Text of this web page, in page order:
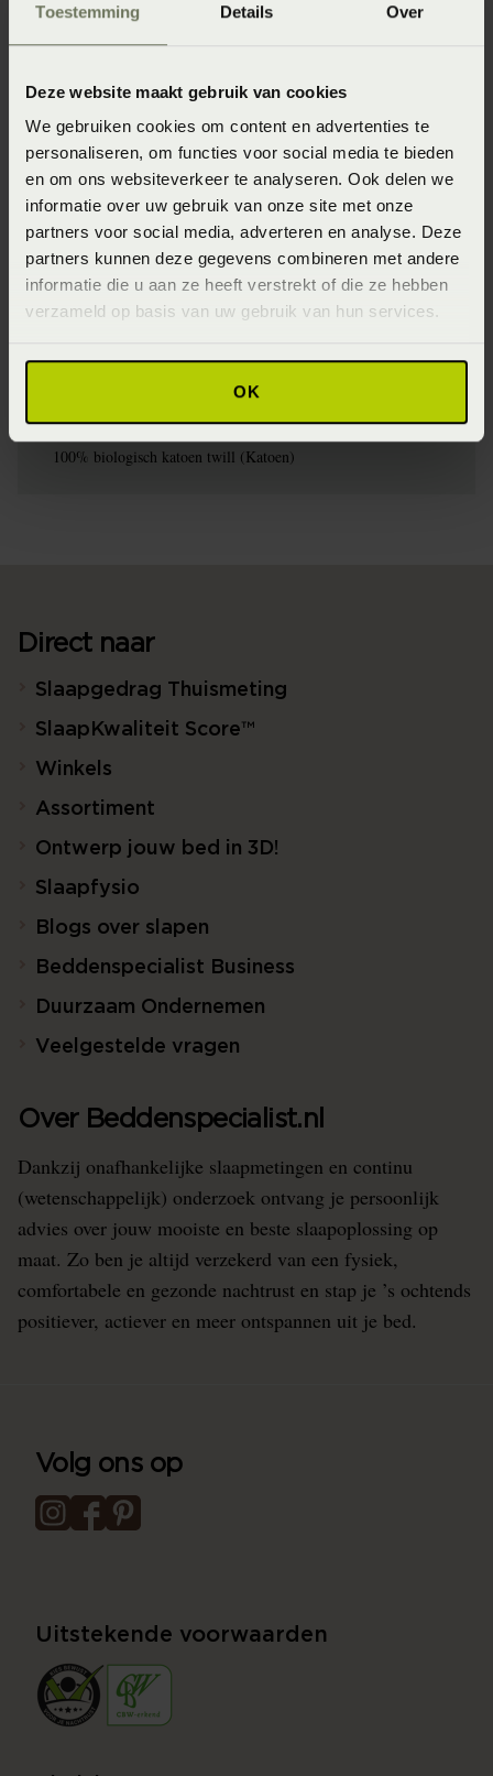
Toestemming Details Over
Deze website maakt gebruik van cookies
We gebruiken cookies om content en advertenties te
personaliseren, om functies voor social media te bieden
en om ons websiteverkeer te analyseren. Ook delen we
informatie over uw gebruik van onze site met onze
partners voor social media, adverteren en analyse. Deze
partners kunnen deze gegevens combineren met andere
informatie die u aan ze heeft verstrekt of die ze hebben
verzameld op basis van uw gebruik van hun services.
OK
Specificaties
Artikelnummer
8715944850483
Seizoen
SS2024
Materiaal
100% biologisch katoen twill (Katoen)
Direct naar
Slaapgedrag Thuismeting
SlaapKwaliteit Score™
Winkels
Assortiment
Ontwerp jouw bed in 3D!
Slaapfysio
Blogs over slapen
Beddenspecialist Business
Duurzaam Ondernemen
Veelgestelde vragen
Over Beddenspecialist.nl
Dankzij onafhankelijke slaapmetingen en continu
(wetenschappelijk) onderzoek ontvang je persoonlijk
advies over jouw mooiste en beste slaapoplossing op
maat. Zo ben je altijd verzekerd van een fysiek,
comfortabele en gezonde nachtrust en stap je ’s ochtends
positiever, actiever en meer ontspannen uit je bed.
Volg ons op
Uitstekende voorwaarden